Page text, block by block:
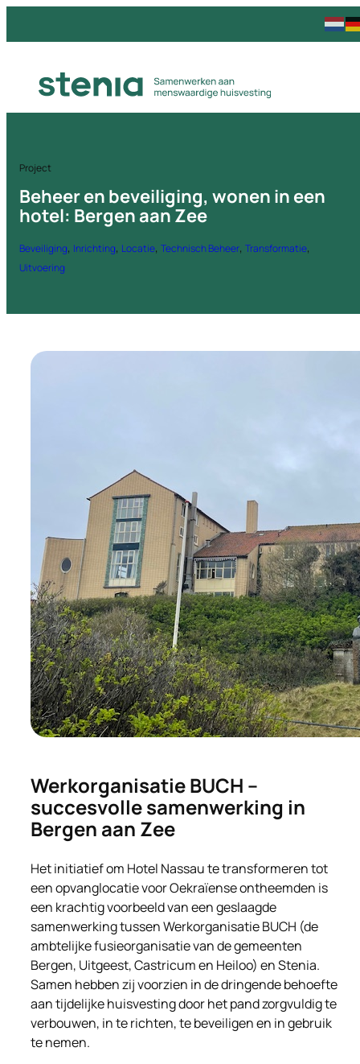
Project
Beheer en beveiliging, wonen in een
hotel: Bergen aan Zee
Beveiliging, Inrichting, Locatie, Technisch Beheer, Transformatie
Uitvoering
Werkorganisatie BUCH –
succesvolle samenwerking in
Bergen aan Zee
Het initiatief om Hotel Nassau te transformeren tot
een opvanglocatie voor Oekraïense ontheemden is
een krachtig voorbeeld van een geslaagde
samenwerking tussen Werkorganisatie BUCH (de
ambtelijke fusieorganisatie van de gemeenten
Bergen, Uitgeest, Castricum en Heiloo) en Stenia.
Samen hebben zij voorzien in de dringende behoefte
aan tijdelijke huisvesting door het pand zorgvuldig te
verbouwen, in te richten, te beveiligen en in gebruik
te nemen.